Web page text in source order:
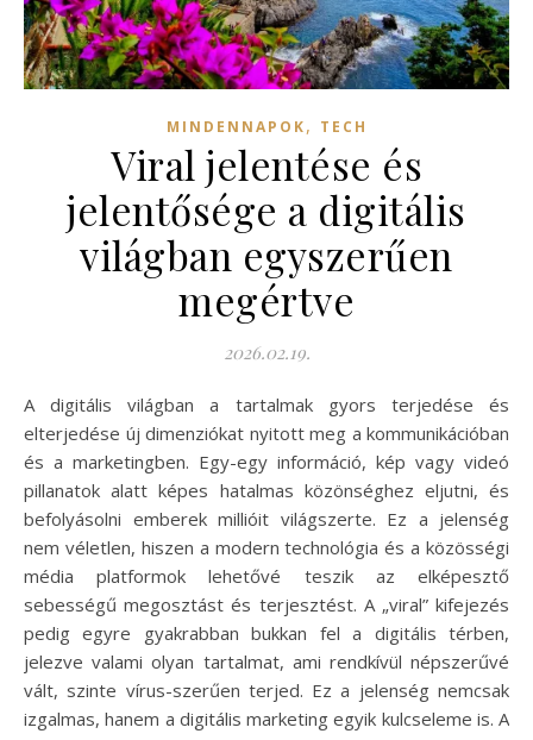
MINDENNAPOK, TECH
Viral jelentése és
jelentősége a digitális
világban egyszerűen
megértve
2026.02.19.
A digitális világban a tartalmak gyors terjedése és
elterjedése új dimenziókat nyitott meg a kommunikációban
és a marketingben. Egy-egy információ, kép vagy videó
pillanatok alatt képes hatalmas közönséghez eljutni, és
befolyásolni emberek millióit világszerte. Ez a jelenség
nem véletlen, hiszen a modern technológia és a közösségi
média platformok lehetővé teszik az elképesztő
sebességű megosztást és terjesztést. A „viral” kifejezés
pedig egyre gyakrabban bukkan fel a digitális térben,
jelezve valami olyan tartalmat, ami rendkívül népszerűvé
vált, szinte vírus-szerűen terjed. Ez a jelenség nemcsak
izgalmas, hanem a digitális marketing egyik kulcseleme is. A